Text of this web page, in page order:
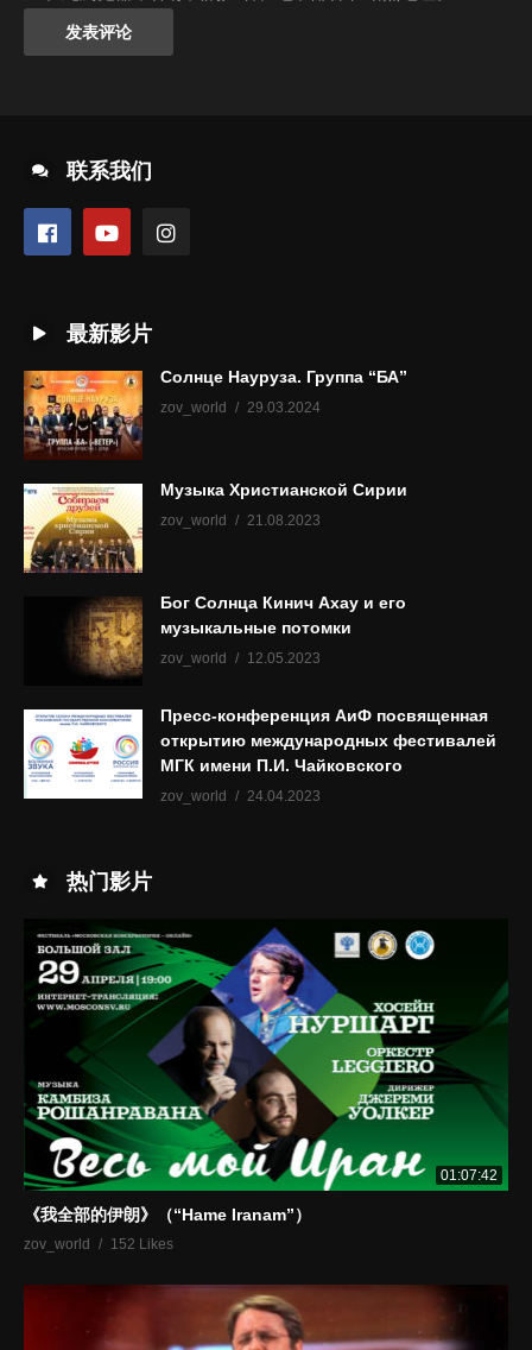
联系我们
最新影片
Солнце Науруза. Группа “БА”
zov_world 29.03.2024
Музыка Христианской Сирии
zov_world 21.08.2023
Бог Солнца Кинич Ахау и его
музыкальные потомки
zov_world 12.05.2023
Пресс-конференция АиФ посвященная
открытию международных фестивалей
МГК имени П.И. Чайковского
zov_world 24.04.2023
热门影片
01:07:42
《我全部的伊朗》（“Hame Iranam”）
zov_world 152 Likes